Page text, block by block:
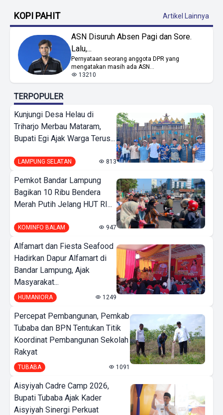
KOPI PAHIT Artikel Lainnya
ASN Disuruh Absen Pagi dan Sore.
Lalu,...
Pernyataan seorang anggota DPR yang
mengatakan masih ada ASN...
13210
TERPOPULER
Kunjungi Desa Helau di
Triharjo Merbau Mataram,
Bupati Egi Ajak Warga Terus...
LAMPUNG SELATAN 813
Pemkot Bandar Lampung
Bagikan 10 Ribu Bendera
Merah Putih Jelang HUT RI...
KOMINFO BALAM 947
Alfamart dan Fiesta Seafood
Hadirkan Dapur Alfamart di
Bandar Lampung, Ajak
Masyarakat...
HUMANIORA 1249
Percepat Pembangunan, Pemkab
Tubaba dan BPN Tentukan Titik
Koordinat Pembangunan Sekolah
Rakyat
TUBABA 1091
Aisyiyah Cadre Camp 2026,
Bupati Tubaba Ajak Kader
Aisyiyah Sinergi Perkuat